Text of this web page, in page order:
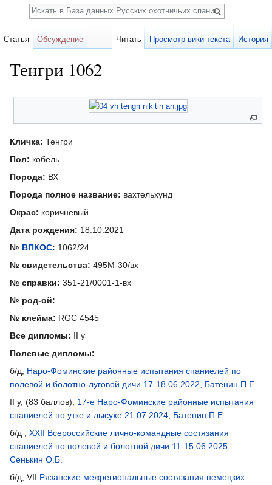
Тенгри 1062
Карточка
Кличка: Тенгри
Пол: кобель
Порода: ВХ
Порода полное название: вахтельхунд
Окрас: коричневый
Дата рождения: 18.10.2021
№ ВПКОС: 1062/24
№ свидетельства: 495М-30/вх
№ справки: 351-21/0001-1-вх
№ род-ой:
№ клейма: RGC 4545
Все дипломы: II у
Полевые дипломы:
б/д, Наро-Фоминские районные испытания спаниелей по
полевой и болотно-луговой дичи 17-18.06.2022
Батенин П.Е.
II у, (83 баллов), 17-е Наро-Фоминские районные испытания
спаниелей по утке и лысухе 21.07.2024 Батенин П.Е.
б/д , XXII Всероссийские лично-командные состязания
спаниелей по полевой и болотной дичи 11-15.06.2025
Сенькин О.Б.
б/д, VII Рязанские межрегиональные состязания немецких
Статья Обсуждение Читать Просмотр вики-текста История
Поиск